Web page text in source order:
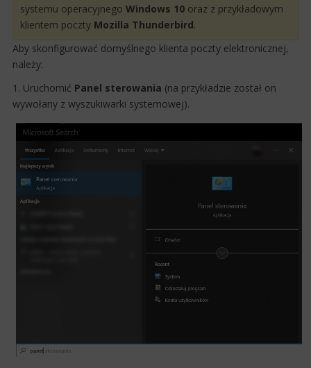
systemu operacyjnego Windows 10 oraz z przykładowym
klientem poczty Mozilla Thunderbird. ​
Aby skonfigurować domyślnego klienta poczty elektronicznej,
należy:
1. Uruchomić Panel sterowania (na przykładzie został on
wywołany z wyszukiwarki systemowej).